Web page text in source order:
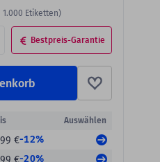
Bestpreis-Garantie
1.000 Etiketten)
Auswählen
€-12%
€-20%